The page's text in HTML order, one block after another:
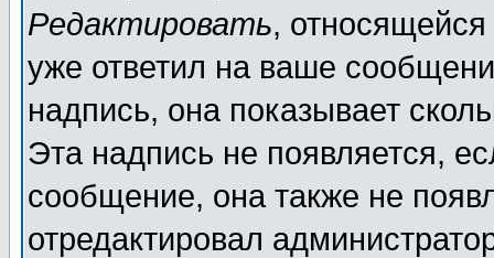
Редактировать,
уже ответил на ваше
надпись, она показывает
Эта надпись не появляется,
сообщение, она также не
отредактировал